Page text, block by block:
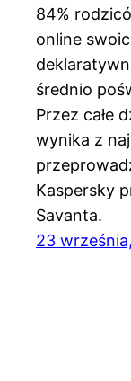
84%
online
średnio
Przez całe
wynika z
Kaspersky
Savanta.
23